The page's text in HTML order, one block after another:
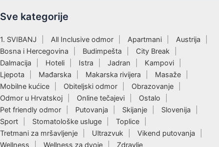
Sve kategorije
1. SVIBANJ All Inclusive odmor Apartmani
Austrija
Bosna i Hercegovina
Budimpešta
City Break
Dalmacija
Hoteli Istra Jadran
Kampovi
Ljepota
Mađarska Makarska rivijera
Masaže
Mobilne kućice
Obiteljski odmor
Obrazovanje
Odmor u Hrvatskoj
Online tečajevi
Ostalo
Pet friendly odmor
Putovanja Skijanje
Slovenija
Sport
Stomatološke usluge
Toplice
Tretmani za mršavljenje
Ultrazvuk
Vikend putovanja